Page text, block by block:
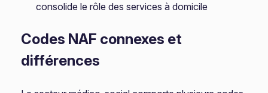
consolide le rôle des services à domicile
Codes NAF connexes et
différences